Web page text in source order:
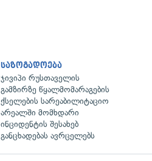
საზოგადოება
ჯივიპი რუსთაველის
გამზირზე წყალმომარაგების
ქსელების სარეაბილიტაციო
არეალში მომხდარი
ინციდენტის შესახებ
განცხადებას ავრცელებს